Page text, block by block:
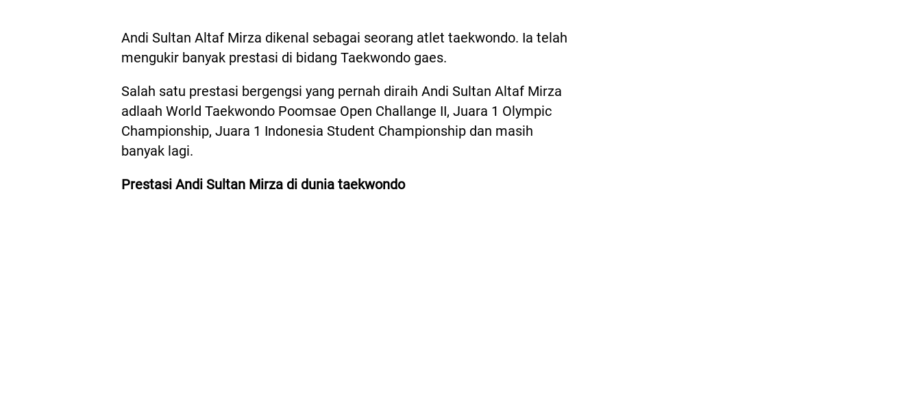
Andi Sultan Altaf Mirza dikenal sebagai seorang atlet taekwondo. Ia telah
mengukir banyak prestasi di bidang Taekwondo gaes.
Salah satu prestasi bergengsi yang pernah diraih Andi Sultan Altaf Mirza
adlaah World Taekwondo Poomsae Open Challange II, Juara 1 Olympic
Championship, Juara 1 Indonesia Student Championship dan masih
banyak lagi.
Prestasi Andi Sultan Mirza di dunia taekwondo